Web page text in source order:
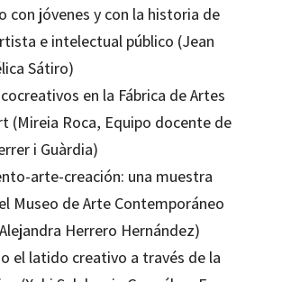
con jóvenes y con la historia de
e intelectual público (Jean
Sátiro)
en la Fábrica de Artes
(Mireia Roca, Equipo docente de
i Guàrdia)
arte-creación: una muestra
Museo de Arte Contemporáneo
Herrero Hernández)
el latido creativo a través de la